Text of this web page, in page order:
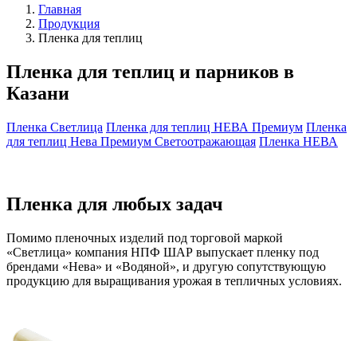
Главная
Продукция
Пленка для теплиц
Пленка для теплиц и парников в
Казани
Пленка Светлица Пленка для теплиц НЕВА Премиум Пленка
для теплиц Нева Премиум Светоотражающая Пленка НЕВА
Пленка для любых задач
Помимо пленочных изделий под торговой маркой
«Светлица» компания НПФ ШАР выпускает пленку под
брендами «Нева» и «Водяной», и другую сопутствующую
продукцию для выращивания урожая в тепличных условиях.